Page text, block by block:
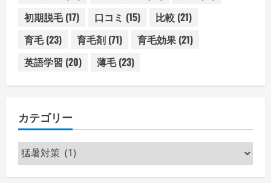
初期脱毛(17) 口コミ (15) 比較 (21)
育毛(23) 育毛剤 (71) 育毛効果 (21)
英語学習 (20) 薄毛(23)
カテゴリー
カ
テ